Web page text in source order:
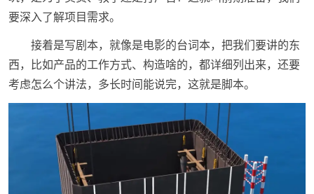
要深入了解项目需求。
接着是写剧本，就像是电影的台词本，把我们要讲的东
西，比如产品的工作方式、构造啥的，都详细列出来，还要
考虑怎么个讲法，多长时间能说完，这就是脚本。